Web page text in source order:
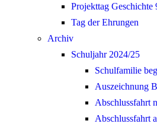
Projekttag Geschichte
Tag der Ehrungen
Archiv
Schuljahr 2024/25
Schulfamilie
Auszeichnung
Abschlussfahrt
Abschlussfahrt